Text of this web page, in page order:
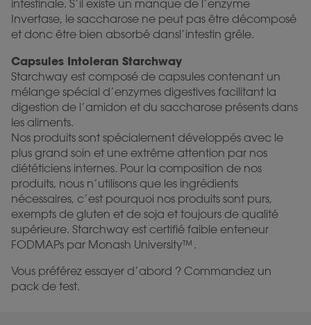
intestinale. S’il existe un manque de l’enzyme
Invertase, le saccharose ne peut pas être décomposé
et donc être bien absorbé dansl’intestin grêle.
Capsules Intoleran Starchway
Starchway est composé de capsules contenant un
mélange spécial d’enzymes digestives facilitant la
digestion de l’amidon et du saccharose présents dans
les aliments.
Nos produits sont spécialement développés avec le
plus grand soin et une extrême attention par nos
diététiciens internes. Pour la composition de nos
produits, nous n’utilisons que les ingrédients
nécessaires, c’est pourquoi nos produits sont purs,
exempts de gluten et de soja et toujours de qualité
supérieure. Starchway est certifié faible enteneur
FODMAPs par Monash University™️.
Vous préférez essayer d’abord ? Commandez un
pack de test.